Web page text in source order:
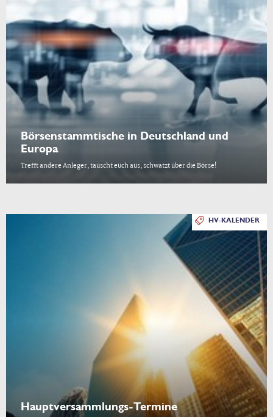
Börsenstammtische in Deutschland und
Europa
Trefft andere Anleger, tauscht euch aus, schwatzt über die Börse!
HV-KALENDER
Hauptversammlungs-Termine